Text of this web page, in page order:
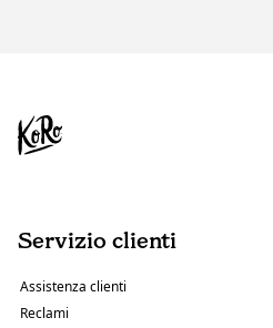
Servizio clienti
Assistenza clienti
Reclami